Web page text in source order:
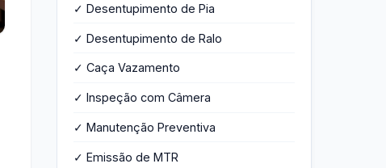
✓ Desentupimento de Pia
✓ Desentupimento de Ralo
✓ Caça Vazamento
✓ Inspeção com Câmera
✓ Manutenção Preventiva
✓ Emissão de MTR